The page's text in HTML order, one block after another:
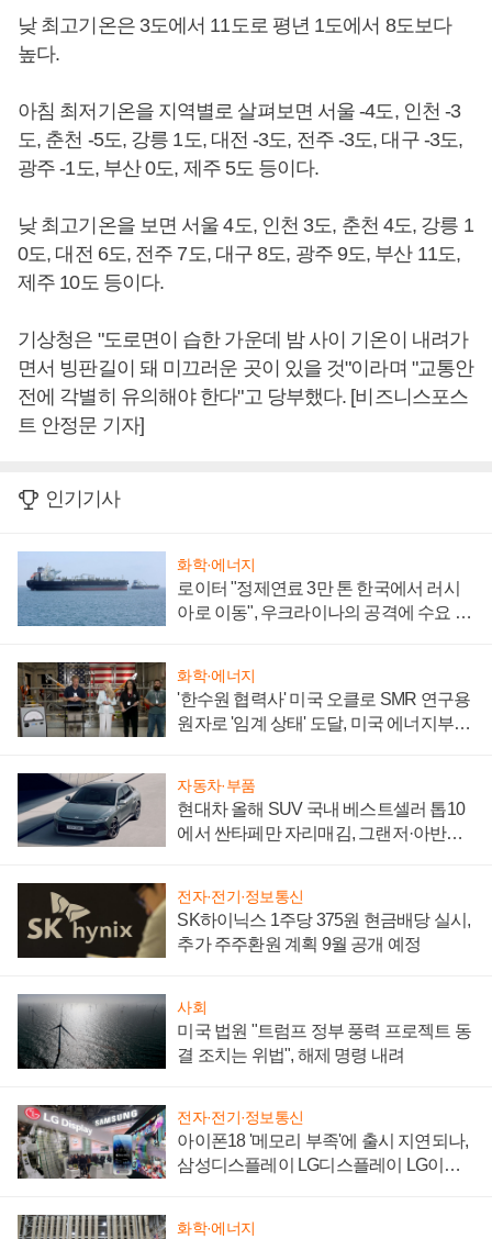
낮 최고기온은 3도에서 11도로 평년 1도에서 8도보다
높다.
아침 최저기온을 지역별로 살펴보면 서울 -4도, 인천 -3
도, 춘천 -5도, 강릉 1도, 대전 -3도, 전주 -3도, 대구 -3도,
광주 -1도, 부산 0도, 제주 5도 등이다.
낮 최고기온을 보면 서울 4도, 인천 3도, 춘천 4도, 강릉 1
0도, 대전 6도, 전주 7도, 대구 8도, 광주 9도, 부산 11도,
제주 10도 등이다.
기상청은 "도로면이 습한 가운데 밤 사이 기온이 내려가
면서 빙판길이 돼 미끄러운 곳이 있을 것"이라며 "교통안
전에 각별히 유의해야 한다"고 당부했다. [비즈니스포스
트 안정문 기자]
인기기사
화학·에너지
로이터 "정제연료 3만 톤 한국에서 러시
아로 이동", 우크라이나의 공격에 수요 늘
화학·에너지
'한수원 협력사' 미국 오클로 SMR 연구용
원자로 '임계 상태' 도달, 미국 에너지부
자동차·부품
현대차 올해 SUV 국내 베스트셀러 톱10
에서 싼타페만 자리매김, 그랜저·아반떼
전자·전기·정보통신
SK하이닉스 1주당 375원 현금배당 실시,
추가 주주환원 계획 9월 공개 예정
사회
미국 법원 "트럼프 정부 풍력 프로젝트 동
결 조치는 위법", 해제 명령 내려
전자·전기·정보통신
아이폰18 '메모리 부족'에 출시 지연되나,
삼성디스플레이 LG디스플레이 LG이노
화학·에너지